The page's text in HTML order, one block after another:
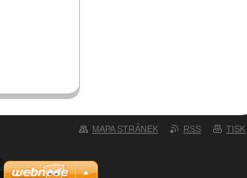
MAPA STRÁNEK RSS TISK